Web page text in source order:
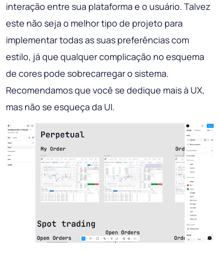
interação entre sua plataforma e o usuário. Talvez
este não seja o melhor tipo de projeto para
implementar todas as suas preferências com
estilo, já que qualquer complicação no esquema
de cores pode sobrecarregar o sistema.
Recomendamos que você se dedique mais à UX,
mas não se esqueça da UI.